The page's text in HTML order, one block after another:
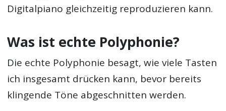
Digitalpiano gleichzeitig reproduzieren kann.
Was ist echte Polyphonie?
Die echte Polyphonie besagt, wie viele Tasten
ich insgesamt drücken kann, bevor bereits
klingende Töne abgeschnitten werden.